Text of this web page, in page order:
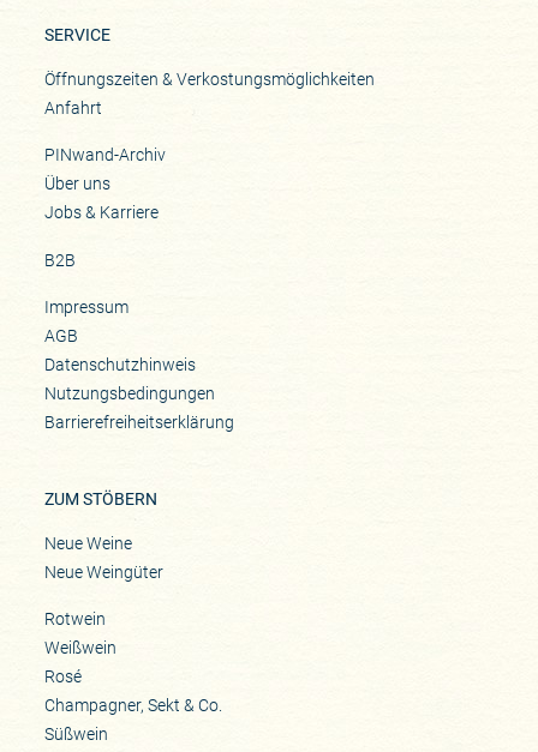
SERVICE
Öffnungszeiten & Verkostungsmöglichkeiten
Anfahrt
PINwand-Archiv
Über uns
Jobs & Karriere
B2B
Impressum
AGB
Datenschutzhinweis
Nutzungsbedingungen
Barrierefreiheitserklärung
ZUM STÖBERN
Neue Weine
Neue Weingüter
Rotwein
Weißwein
Rosé
Champagner, Sekt & Co.
Süßwein